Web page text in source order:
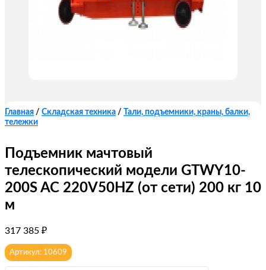
Главная / Складская техника /
Тали, подъемники, краны, балки,
тележки
Подъемник мачтовый
телескопический модели GTWY10-
200S AC 220V50HZ (от сети) 200 кг 10
м
317 385 ₽
Артикул: 10609